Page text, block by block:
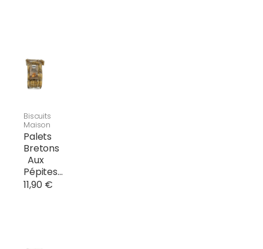
Biscuits
Maison
Palets
Bretons
Aux
Pépites...
11,90 €